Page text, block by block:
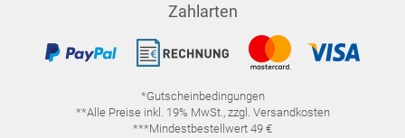
Zahlarten
*Gutscheinbedingungen
**Alle Preise inkl. 19% MwSt., zzgl. Versandkosten
***Mindestbestellwert 49 €